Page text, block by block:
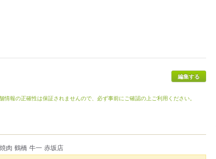
情報の正確性は保証されませんので、必ず事前にご確認の上ご利用ください。
肉 鶴橋 牛一 赤坂店